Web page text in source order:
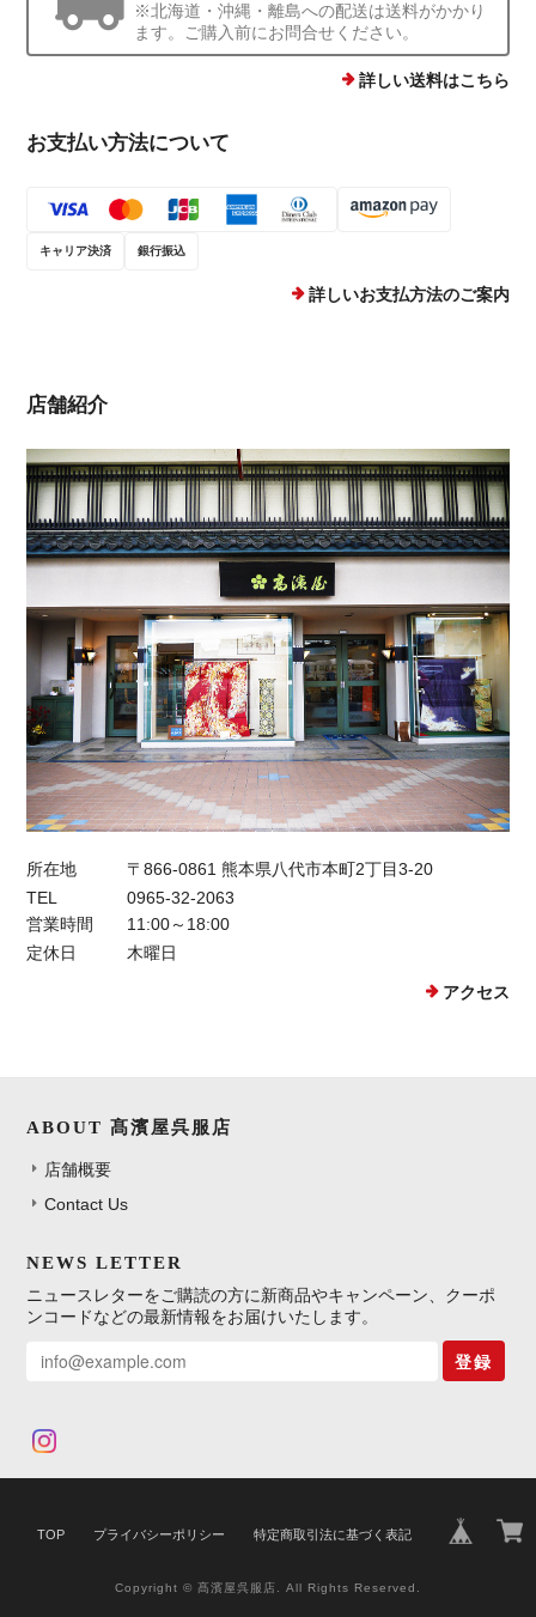
※北海道・沖縄・離島への配送は送料がかかり
ます。ご購入前にお問合せください。
詳しい送料はこちら
お支払い方法について
キャリア決済 銀行振込
詳しいお支払方法のご案内
店舗紹介
所在地
〒866-0861 熊本県八代市本町2丁目3-20
TEL
0965-32-2063
営業時間
11:00～18:00
定休日
木曜日
アクセス
ABOUT 髙濱屋呉服店
店舗概要
Contact Us
NEWS LETTER
ニュースレターをご購読の方に新商品やキャンペーン、クーポ
ンコードなどの最新情報をお届けいたします。
登録
TOP プライバシーポリシー 特定商取引法に基づく表記
Copyright © 髙濱屋呉服店. All Rights Reserved.